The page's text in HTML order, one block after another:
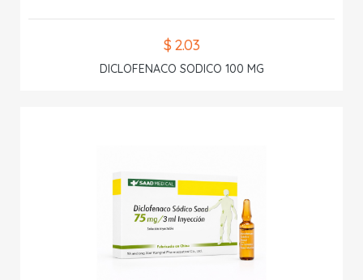
$ 2.03
DICLOFENACO SODICO 100 MG